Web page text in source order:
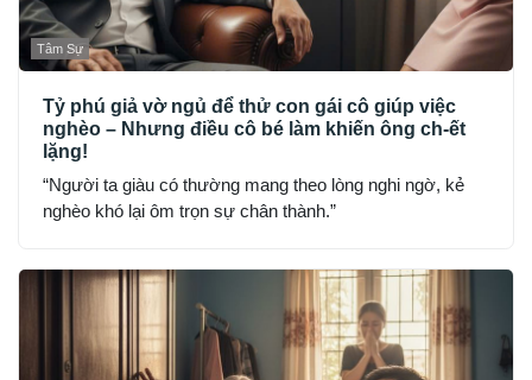
Tâm Sự
Tỷ phú giả vờ ngủ để thử con gái cô giúp việc
nghèo – Nhưng điều cô bé làm khiến ông ch-ết
lặng!
“Người ta giàu có thường mang theo lòng nghi ngờ, kẻ
nghèo khó lại ôm trọn sự chân thành.”